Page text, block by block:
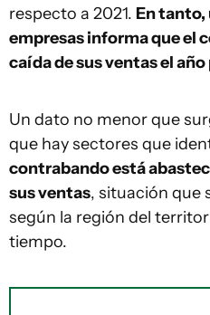
respecto a 2021. En tanto,
empresas informa que el
caída de sus ventas el año
Un dato no menor que
que hay sectores que
contrabando está
sus ventas, situación que
según la región del
tiempo.